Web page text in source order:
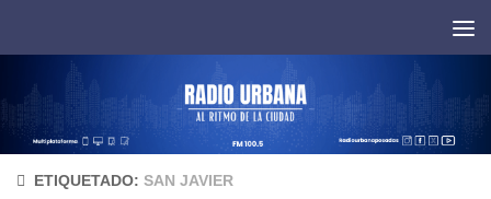
ETIQUETADO: SAN JAVIER